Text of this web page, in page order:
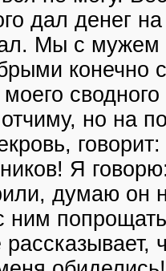
дал денег
Мы с
конечно
но на
Я
думаю